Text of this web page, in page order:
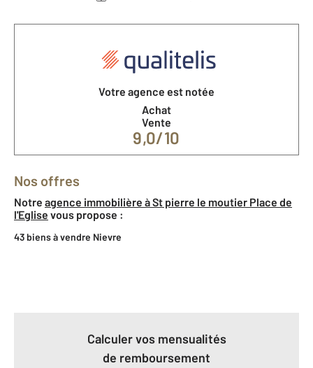
Votre agence est notée
Achat
Vente
9,0/10
Nos offres
Notre agence immobilière à St pierre le moutier Place de
l'Eglise vous propose :
43 biens à vendre Nievre
Calculer vos mensualités
de remboursement